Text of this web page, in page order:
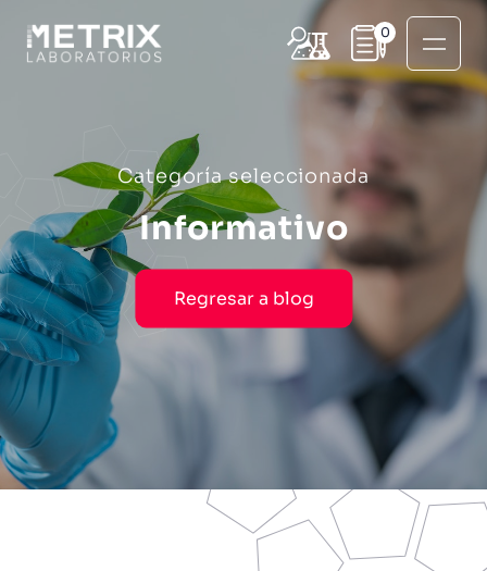
0
Categoría seleccionada
Informativo
Regresar a blog